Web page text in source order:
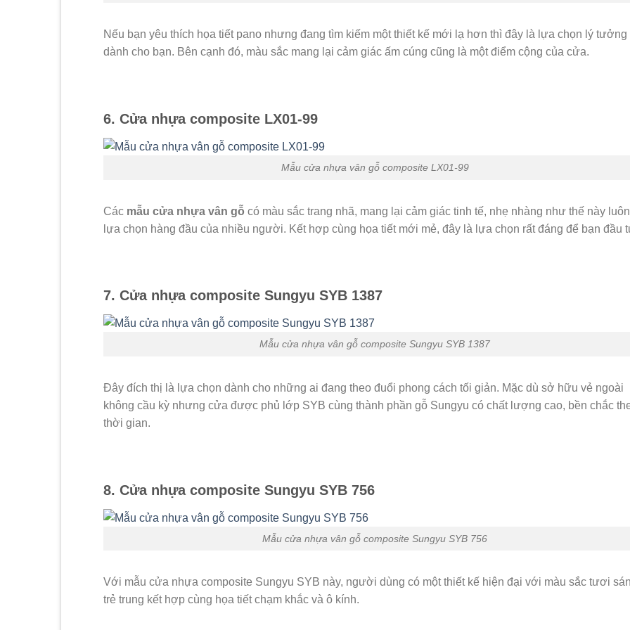
Nếu bạn yêu thích họa tiết pano nhưng đang tìm kiếm một thiết kế mới lạ hơn thì đây là lựa chọn lý tưởng
dành cho bạn. Bên cạnh đó, màu sắc mang lại cảm giác ấm cúng cũng là một điểm cộng của cửa.
6. Cửa nhựa composite LX01-99
Mẫu cửa nhựa vân gỗ composite LX01-99
Các mẫu cửa nhựa vân gỗ có màu sắc trang nhã, mang lại cảm giác tinh tế, nhẹ nhàng như thế này
lựa chọn hàng đầu của nhiều người. Kết hợp cùng họa tiết mới mẻ, đây là lựa chọn rất đáng để bạn đầu
7. Cửa nhựa composite Sungyu SYB 1387
Mẫu cửa nhựa vân gỗ composite Sungyu SYB 1387
Đây đích thị là lựa chọn dành cho những ai đang theo đuổi phong cách tối giản. Mặc dù sở hữu vẻ ngoài
không cầu kỳ nhưng cửa được phủ lớp SYB cùng thành phần gỗ Sungyu có chất lượng cao, bền chắc
thời gian.
8. Cửa nhựa composite Sungyu SYB 756
Mẫu cửa nhựa vân gỗ composite Sungyu SYB 756
Với mẫu cửa nhựa composite Sungyu SYB này, người dùng có một thiết kế hiện đại với màu sắc tươi
trẻ trung kết hợp cùng họa tiết chạm khắc và ô kính.